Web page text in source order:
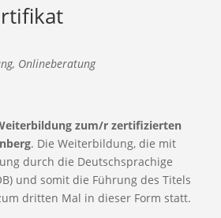
, Onlineberatung
zum/r zertifizierten
. Die Weiterbildung, die mit
durch die Deutschsprachige
und somit die Führung des Titels
dritten Mal in dieser Form statt.